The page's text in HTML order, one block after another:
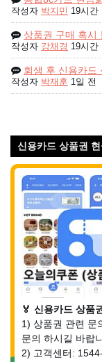
작성자 박지민 19시간
상품권 구매 혹시
작성자 강채경 19시간
회생 후 신용카드
작성자 박재훈 1일 전
신용카드 상품권
🏅 신용카드 상품
1) 상품권 관련 문
문의 하시길 바랍
2) 고객센터: